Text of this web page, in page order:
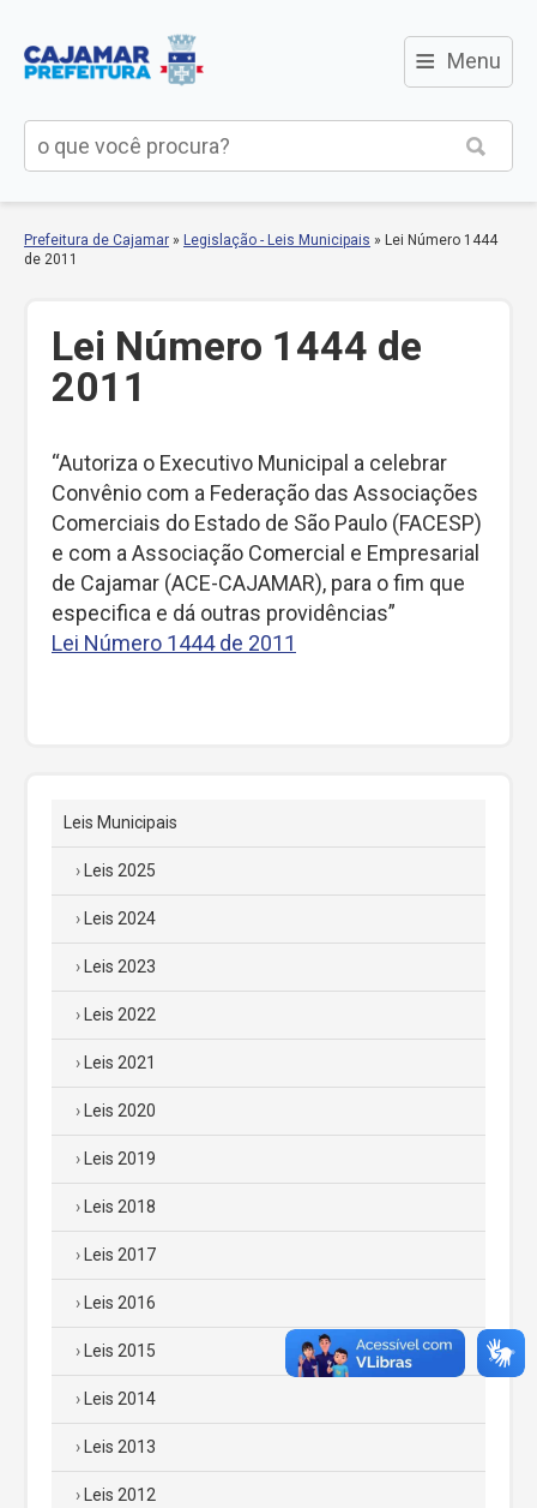
≡ Menu
Prefeitura de Cajamar » Legislação - Leis Municipais » Lei Número 1444
de 2011
Lei Número 1444 de
2011
“Autoriza o Executivo Municipal a celebrar
Convênio com a Federação das Associações
Comerciais do Estado de São Paulo (FACESP)
e com a Associação Comercial e Empresarial
de Cajamar (ACE-CAJAMAR), para o fim que
especifica e dá outras providências”
Lei Número 1444 de 2011
Leis Municipais
Leis 2025
Leis 2024
Leis 2023
Leis 2022
Leis 2021
Leis 2020
Leis 2019
Leis 2018
Leis 2017
Leis 2016
Leis 2015
Leis 2014
Leis 2013
Leis 2012